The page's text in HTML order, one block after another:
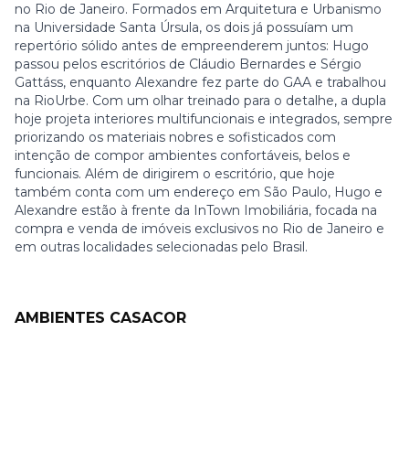
no Rio de Janeiro. Formados em Arquitetura e Urbanismo
na Universidade Santa Úrsula, os dois já possuíam um
repertório sólido antes de empreenderem juntos: Hugo
passou pelos escritórios de Cláudio Bernardes e Sérgio
Gattáss, enquanto Alexandre fez parte do GAA e trabalhou
na RioUrbe. Com um olhar treinado para o detalhe, a dupla
hoje projeta interiores multifuncionais e integrados, sempre
priorizando os materiais nobres e sofisticados com
intenção de compor ambientes confortáveis, belos e
funcionais. Além de dirigirem o escritório, que hoje
também conta com um endereço em São Paulo, Hugo e
Alexandre estão à frente da InTown Imobiliária, focada na
compra e venda de imóveis exclusivos no Rio de Janeiro e
em outras localidades selecionadas pelo Brasil.
AMBIENTES CASACOR